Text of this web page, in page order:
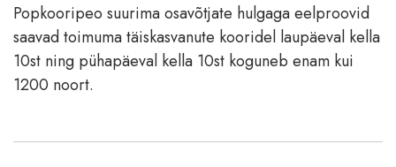
Popkooripeo suurima osavõtjate hulgaga eelproovid
saavad toimuma täiskasvanute kooridel laupäeval kella
10st ning pühapäeval kella 10st koguneb enam kui
1200 noort.